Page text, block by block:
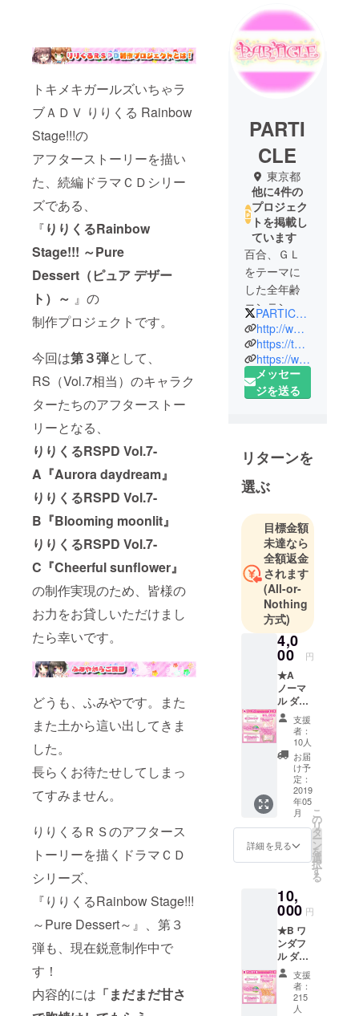
トキメキガールズいちゃラ
ブＡＤＶ りりくる Rainbow
Stage!!!の
アフターストーリーを描い
た、続編ドラマＣＤシリー
ズである、
『りりくるRainbow
Stage!!! ～Pure
Dessert（ピュア デザー
ト）～ 』の
制作プロジェクトです。
今回は第３弾として、
RS（Vol.7相当）のキャラク
ターたちのアフターストー
リーとなる、
りりくるRSPD Vol.7-
A『Aurora daydream』
りりくるRSPD Vol.7-
B『Blooming moonlit』
りりくるRSPD Vol.7-
C『Cheerful sunflower』
の制作実現のため、皆様の
お力をお貸しいただけまし
たら幸いです。
どうも、ふみやです。また
また土から這い出してきま
した。
長らくお待たせしてしまっ
てすみません。
りりくるＲＳのアフタース
トーリーを描くドラマＣＤ
シリーズ、
『りりくるRainbow Stage!!!
～Pure Dessert～』、第３
弾も、現在鋭意制作中で
す！
内容的には 「まだまだ甘さ
PARTI
CLE
東京都
他に4件の
プロジェク
トを掲載し
ています
百合、ＧＬ
をテーマに
した全年齢
コンテンツ
ブランド
『PARTICLE
（パーティ
クル）』 で
す。
PARTICLE_YURI
http://www.particle.jp.net/
https://twitter.com/PARTICLE_YURI
https://www.facebook.com/particleyuriofficial/
メッセー
ジを送る
リターンを
選ぶ
目標金額
未達なら
全額返金
されます
(All-or-
Nothing
方式)
4,0
00 円
★A
ノーマ
ル ダン
ゴムシ
／モン
シロ
チョウ
コース
①お礼
のメッ
セージ
②ダン
ゴムシ
／モン
シロ
③ＨＰ
のクレ
ジット
にお名
前掲載
（順
不同／
コース
の記載
なし）
支援
者：
10人
お届
け予
定：
2019
年05
月
詳細を見る
こ
の
リ
タ
ー
ン
を
選
択
す
る
10,
000 円
★B ワ
ンダフ
ル ダン
ゴムシ
／モン
シロ
チョウ
支援
者：
215
人